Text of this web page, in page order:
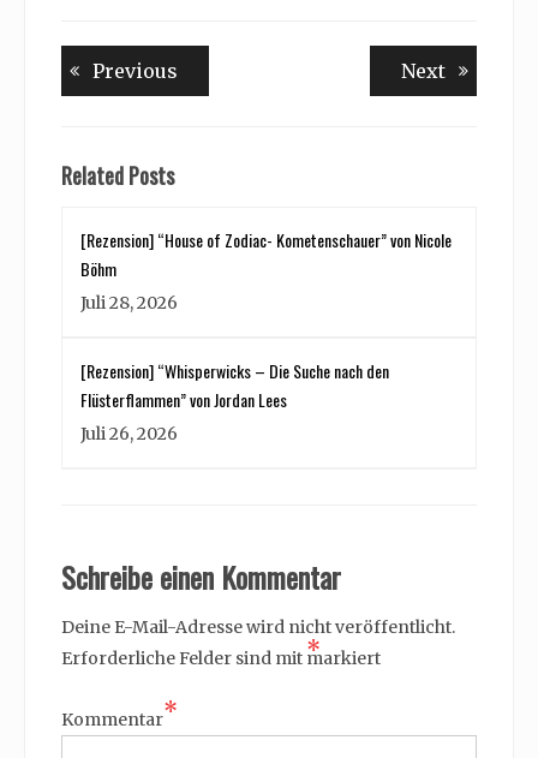
Beitragsnavigation
Previous NextNext
Related Posts
[Rezension] “House of Zodiac- Kometenschauer” von Nicole
Böhm
Juli 28, 2026
[Rezension] “Whisperwicks – Die Suche nach den
Flüsterflammen” von Jordan Lees
Juli 26, 2026
Schreibe einen Kommentar
Deine E-Mail-Adresse wird nicht veröffentlicht.
Erforderliche Felder sind mit *
markiert
Kommentar*